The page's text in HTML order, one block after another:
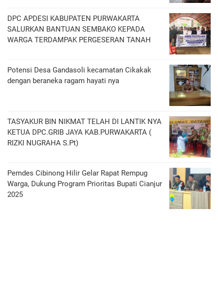
DPC APDESI KABUPATEN PURWAKARTA
SALURKAN BANTUAN SEMBAKO KEPADA
WARGA TERDAMPAK PERGESERAN TANAH
Potensi Desa Gandasoli kecamatan Cikakak
dengan beraneka ragam hayati nya
TASYAKUR BIN NIKMAT TELAH DI LANTIK NYA
KETUA DPC.GRIB JAYA KAB.PURWAKARTA (
RIZKI NUGRAHA S.Pt)
Pemdes Cibinong Hilir Gelar Rapat Rempug
Warga, Dukung Program Prioritas Bupati Cianjur
2025